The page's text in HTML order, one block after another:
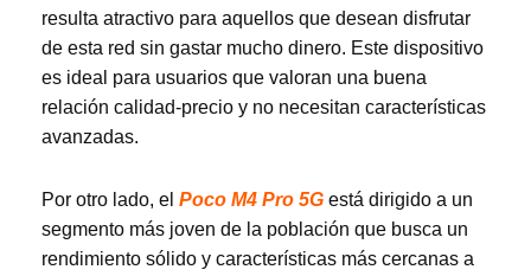
resulta atractivo para aquellos que desean disfrutar
de esta red sin gastar mucho dinero. Este dispositivo
es ideal para usuarios que valoran una buena
relación calidad-precio y no necesitan características
avanzadas.
Por otro lado, el Poco M4 Pro 5G está dirigido a un
segmento más joven de la población que busca un
rendimiento sólido y características más cercanas a